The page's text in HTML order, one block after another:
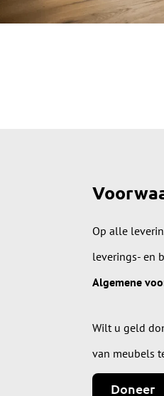
Op alle
leverings- en
Algemene
Wilt u geld
van meubels
Doneer